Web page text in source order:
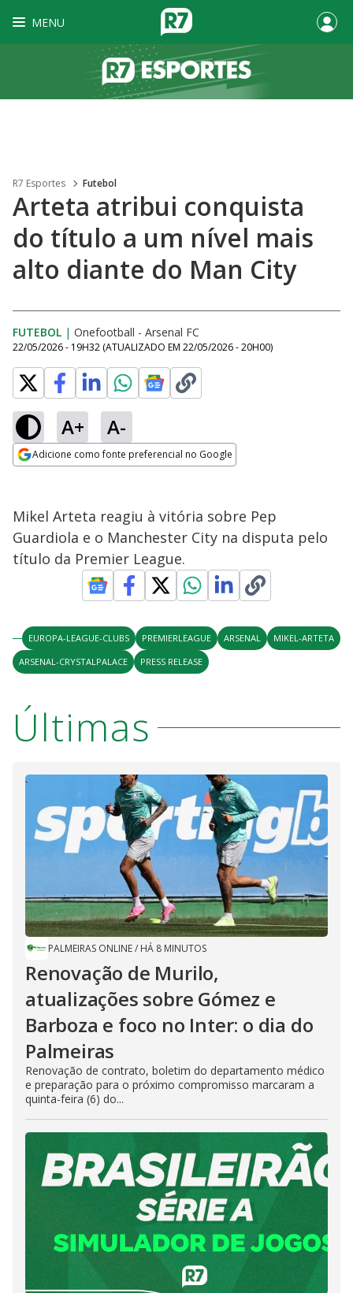
MENU
R7 Esportes Futebol
Arteta atribui conquista
do título a um nível mais
alto diante do Man City
FUTEBOL | Onefootball - Arsenal FC
22/05/2026 - 19H32 (ATUALIZADO EM 22/05/2026 - 20H00)
A+ A-
Adicione como fonte preferencial no Google
Mikel Arteta reagiu à vitória sobre Pep
Guardiola e o Manchester City na disputa pelo
título da Premier League.
EUROPA-LEAGUE-CLUBS PREMIERLEAGUE ARSENAL
MIKEL-ARTETA
ARSENAL-CRYSTALPALACE
PRESS RELEASE
Últimas
PALMEIRAS ONLINE/ HÁ 8 MINUTOS
Renovação de Murilo,
atualizações sobre Gómez e
Barboza e foco no Inter: o dia do
Palmeiras
Renovação de contrato, boletim do departamento médico
e preparação para o próximo compromisso marcaram a
quinta-feira (6) do...